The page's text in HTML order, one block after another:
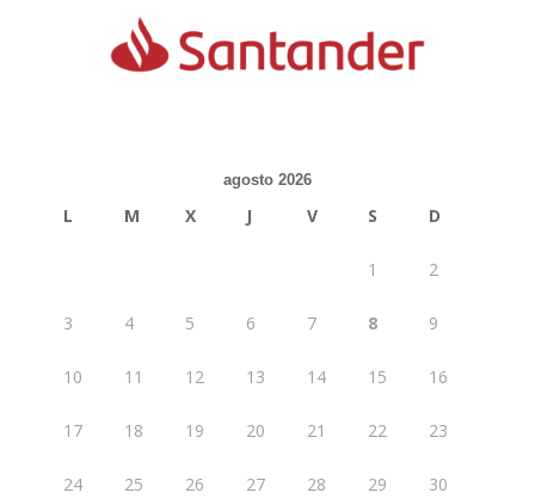
agosto 2026
L M X J V S D
1 2
3 4 5 6 7 8 9
10 11 12 13 14 15 16
17 18 19 20 21 22 23
24 25 26 27 28 29 30